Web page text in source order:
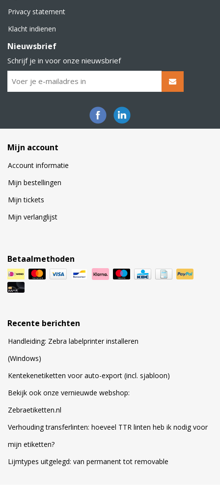
Privacy statement
Klacht indienen
Nieuwsbrief
Schrijf je in voor onze nieuwsbrief
Mijn account
Account informatie
Mijn bestellingen
Mijn tickets
Mijn verlanglijst
Betaalmethoden
Recente berichten
Handleiding: Zebra labelprinter installeren
(Windows)
Kentekenetiketten voor auto-export (incl. sjabloon)
Bekijk ook onze vernieuwde webshop:
Zebraetiketten.nl
Verhouding transferlinten: hoeveel TTR linten heb ik nodig voor
mijn etiketten?
Lijmtypes uitgelegd: van permanent tot removable